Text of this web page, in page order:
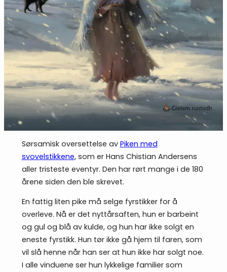
Sørsamisk oversettelse av Piken med
svovelstikkene, som er Hans Chistian Andersens
aller tristeste eventyr. Den har rørt mange i de 180
årene siden den ble skrevet.
En fattig liten pike må selge fyrstikker for å
overleve. Nå er det nyttårsaften, hun er barbeint
og gul og blå av kulde, og hun har ikke solgt en
eneste fyrstikk. Hun tør ikke gå hjem til faren, som
vil slå henne når han ser at hun ikke har solgt noe.
I alle vinduene ser hun lykkelige familier som